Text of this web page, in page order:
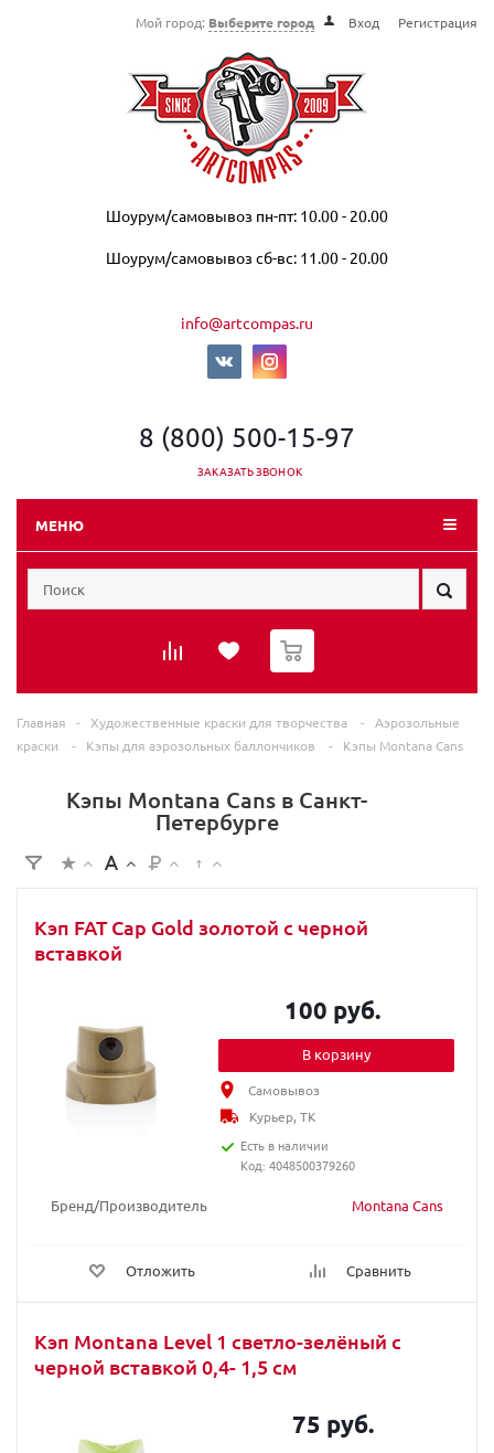
Мой город: Выберите город Вход Регистрация
Шоурум/самовывоз пн-пт: 10.00 - 20.00
Шоурум/самовывоз сб-вс: 11.00 - 20.00
info@artcompas.ru
8 (800) 500-15-97
ЗАКАЗАТЬ ЗВОНОК
МЕНЮ
0
Главная - Художественные краски для творчества -
Аэрозольные
краски
- Кэпы для аэрозольных баллончиков - Кэпы Montana Cans
Кэпы Montana Cans в Санкт-
Петербурге
Кэп FAT Cap Gold золотой с черной
вставкой
Бренд/Производитель Montana Cans
Отложить Сравнить
100 руб.
В корзину
Самовывоз
Курьер, ТК
Есть в наличии
Код: 4048500379260
Кэп Montana Level 1 светло-зелёный с
черной вставкой 0,4- 1,5 см
75 руб.